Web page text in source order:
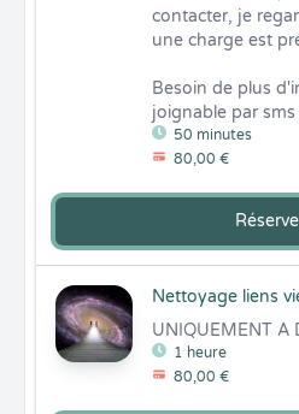
50 minutes
80,00 €
contacter, je
une charge est
Besoin de plus
joignable par
Nettoyage liens
1 heure
80,00 €
UNIQUEMENT A